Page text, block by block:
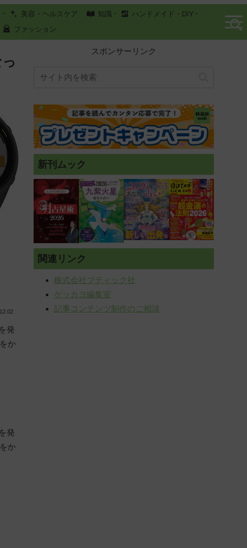
美容・ヘルスケア 知識
ハンドメイド・DIY
ファッション
発
か
発
か
スポンサーリンク
新刊ムック
関連リンク
株式会社ブティック社
ゲッカヨ編集室
記事コンテンツ制作のご相談